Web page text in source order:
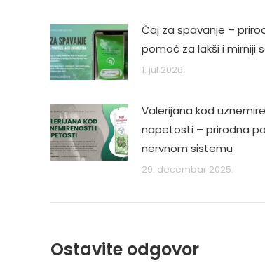
Čaj za spavanje –
pomoć za lakši i mirniji
1. jul 2026.
Valerijana kod
napetosti – prirodna
nervnom sistemu
29. decembar 2025.
Ostavite odgovor